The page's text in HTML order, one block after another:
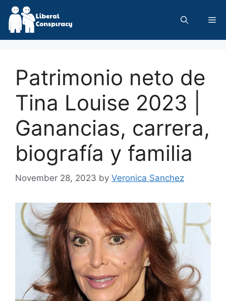
Skip
content
Patrimonio neto de
Tina Louise 2023 |
Ganancias, carrera,
biografía y familia
November 28, 2023 by Veronica Sanchez